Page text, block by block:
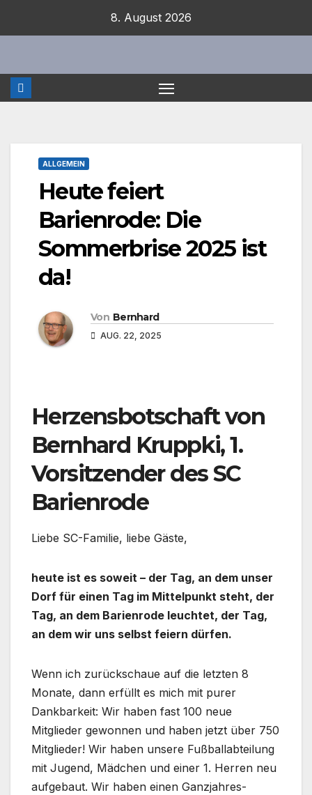
8. August 2026
ALLGEMEIN
Heute feiert
Barienrode: Die
Sommerbrise 2025 ist
da!
Von Bernhard
AUG. 22, 2025
Herzensbotschaft von
Bernhard Kruppki, 1.
Vorsitzender des SC
Barienrode
Liebe SC-Familie, liebe Gäste,
heute ist es soweit – der Tag, an dem unser
Dorf für einen Tag im Mittelpunkt steht, der
Tag, an dem Barienrode leuchtet, der Tag,
an dem wir uns selbst feiern dürfen.
Wenn ich zurückschaue auf die letzten 8
Monate, dann erfüllt es mich mit purer
Dankbarkeit: Wir haben fast 100 neue
Mitglieder gewonnen und haben jetzt über 750
Mitglieder! Wir haben unsere Fußballabteilung
mit Jugend, Mädchen und einer 1. Herren neu
aufgebaut. Wir haben einen Ganzjahres-